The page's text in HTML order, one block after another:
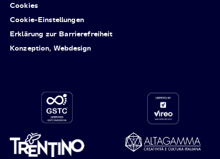
Cookies
Cookie-Einstellungen
Erklärung zur Barrierefreiheit
Konzeption, Webdesign